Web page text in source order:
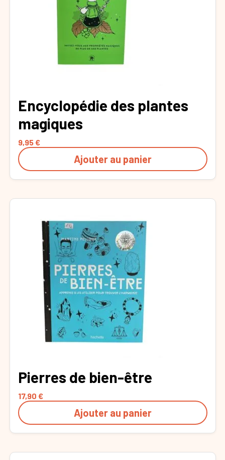
Encyclopédie des plantes
magiques
9,95€
Ajouter au panier
Pierres de bien-être
17,90 €
Ajouter au panier